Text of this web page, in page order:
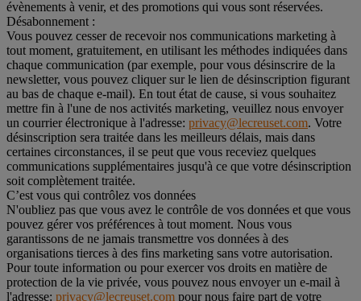
évènements à venir, et des promotions qui vous sont réservées.
Désabonnement :
Vous pouvez cesser de recevoir nos communications marketing à
tout moment, gratuitement, en utilisant les méthodes indiquées dans
chaque communication (par exemple, pour vous désinscrire de la
newsletter, vous pouvez cliquer sur le lien de désinscription figurant
au bas de chaque e-mail). En tout état de cause, si vous souhaitez
mettre fin à l'une de nos activités marketing, veuillez nous envoyer
un courrier électronique à l'adresse: privacy@lecreuset.com. Votre
désinscription sera traitée dans les meilleurs délais, mais dans
certaines circonstances, il se peut que vous receviez quelques
communications supplémentaires jusqu'à ce que votre désinscription
soit complètement traitée.
C’est vous qui contrôlez vos données
N'oubliez pas que vous avez le contrôle de vos données et que vous
pouvez gérer vos préférences à tout moment. Nous vous
garantissons de ne jamais transmettre vos données à des
organisations tierces à des fins marketing sans votre autorisation.
Pour toute information ou pour exercer vos droits en matière de
protection de la vie privée, vous pouvez nous envoyer un e-mail à
l'adresse: privacy@lecreuset.com pour nous faire part de votre